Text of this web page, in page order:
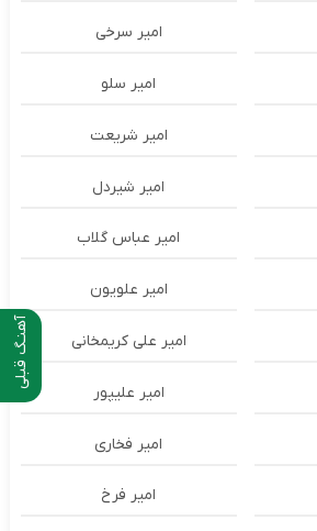
آهنـگ قبلی
امیر سرخی
امیر سلو
امیر شریعت
امیر شیردل
امیر عباس گلاب
امیر علویون
امیر علی کریمخانی
امیر علیپور
امیر فخاری
امیر فرخ